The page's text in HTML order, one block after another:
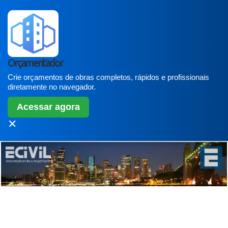
Orçamentador
Crie orçamentos de obras completos, rápidos e profissionais
diretamente no navegador.
Acessar agora
✕